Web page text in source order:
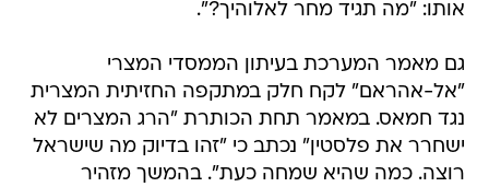
אותו: "מה תגיד מחר לאלוהיך?".
גם מאמר המערכת בעיתון הממסדי המצרי
"אל-אהראם" לקח חלק במתקפה החזיתית המצרית
נגד חמאס. במאמר תחת הכותרת "הרג המצרים לא
ישחרר את פלסטין" נכתב כי "זהו בדיוק מה שישראל
רוצה. כמה שהיא שמחה כעת". בהמשך מזהיר